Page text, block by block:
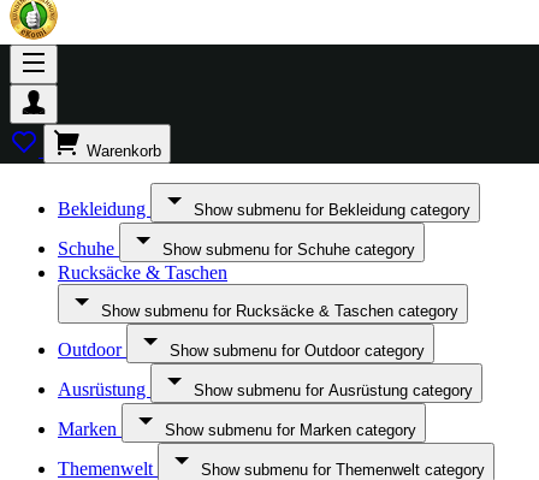
Warenkorb
Bekleidung Show submenu for Bekleidung category
Schuhe Show submenu for Schuhe category
Rucksäcke & Taschen
Show submenu for Rucksäcke & Taschen category
Outdoor Show submenu for Outdoor category
Ausrüstung Show submenu for Ausrüstung category
Marken Show submenu for Marken category
Themenwelt Show submenu for Themenwelt category